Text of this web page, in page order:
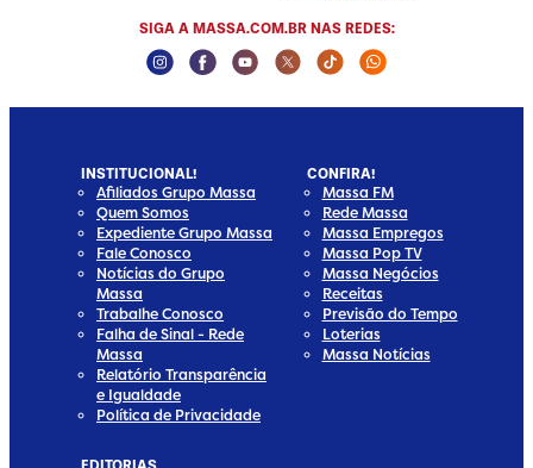
SIGA A MASSA.COM.BR NAS REDES:
Instagram Social Media
Facebook Social Media
Youtube Social Media
Twitter Social Media
Tiktok Social Media
Whatsapp
INSTITUCIONAL!
Afiliados Grupo Massa
Quem Somos
Expediente Grupo Massa
Fale Conosco
Notícias do Grupo
Massa
Trabalhe Conosco
Falha de Sinal - Rede
Massa
Relatório Transparência
e Igualdade
Política de Privacidade
CONFIRA!
Massa FM
Rede Massa
Massa Empregos
Massa Pop TV
Massa Negócios
Receitas
Previsão do Tempo
Loterias
Massa Notícias